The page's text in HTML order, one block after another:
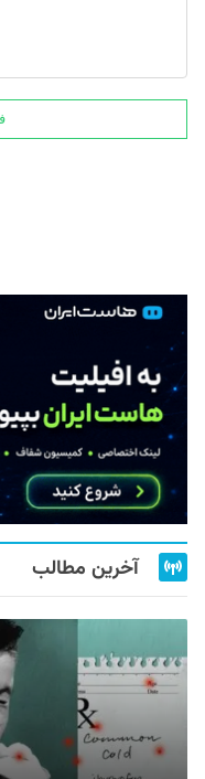
آخرین مطالب